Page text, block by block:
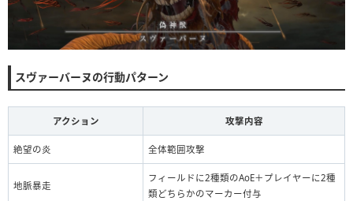
スヴァーバーヌの行動パターン
アクション 攻撃内容
絶望の炎 全体範囲攻撃
地脈暴走
フィールドに2種類のAoE＋プレイヤーに2種
類どちらかのマーカー付与